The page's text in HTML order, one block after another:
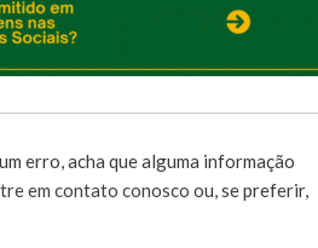
erro, acha que alguma informação
em contato conosco ou, se preferir,